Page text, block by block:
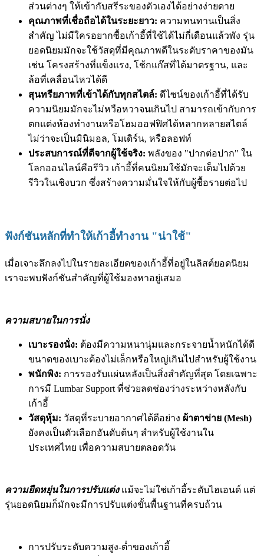
ส่วนต่างๆ ให้เข้ากับสรีระของตัวเองได้อย่างง่ายดาย
คุณภาพที่เชื่อถือได้ในระยะยาว: ความทนทานเป็นสิ่ง
สำคัญ ไม่มีใครอยากซื้อเก้าอี้ที่ใช้ได้ไม่กี่เดือนแล้วพัง รุ่น
ยอดนิยมมักจะใช้วัสดุที่มีคุณภาพดีในระดับราคาของมัน
เช่น โครงสร้างที่แข็งแรง, โช้กแก๊สที่ได้มาตรฐาน, และ
ล้อที่เคลื่อนไหวได้ดี
สุนทรียภาพที่เข้าได้กับทุกสไตล์: ดีไซน์ของเก้าอี้ที่ได้รับ
ความนิยมมักจะไม่หวือหวาจนเกินไป สามารถเข้ากับการ
ตกแต่งห้องทำงานหรือโฮมออฟฟิศได้หลากหลายสไตล์
ไม่ว่าจะเป็นมินิมอล, โมเดิร์น, หรือลอฟท์
ประสบการณ์ที่ดีจากผู้ใช้จริง: พลังของ "ปากต่อปาก" ใน
โลกออนไลน์คือรีวิว เก้าอี้ที่คนนิยมใช้มักจะเต็มไปด้วย
รีวิวในเชิงบวก ซึ่งสร้างความมั่นใจให้กับผู้ซื้อรายต่อไป
ฟังก์ชันหลักที่ทำให้เก้าอี้ทำงาน "น่าใช้"
เมื่อเจาะลึกลงไปในรายละเอียดของเก้าอี้ที่อยู่ในลิสต์ยอดนิยม
เราจะพบฟังก์ชันสำคัญที่ผู้ใช้มองหาอยู่เสมอ
ความสบายในการนั่ง
เบาะรองนั่ง: ต้องมีความหนานุ่มและกระจายน้ำหนักได้ดี
ขนาดของเบาะต้องไม่เล็กหรือใหญ่เกินไปสำหรับผู้ใช้งาน
พนักพิง: การรองรับแผ่นหลังเป็นสิ่งสำคัญที่สุด โดยเฉพาะ
การมี Lumbar Support ที่ช่วยลดช่องว่างระหว่างหลังกับ
เก้าอี้
วัสดุหุ้ม: วัสดุที่ระบายอากาศได้ดีอย่าง ผ้าตาข่าย (Mesh)
ยังคงเป็นตัวเลือกอันดับต้นๆ สำหรับผู้ใช้งานใน
ประเทศไทย เพื่อความสบายตลอดวัน
ความยืดหยุ่นในการปรับแต่งแม้จะไม่ใช่เก้าอี้ระดับไฮเอนด์ แต่
รุ่นยอดนิยมก็มักจะมีการปรับแต่งขั้นพื้นฐานที่ครบถ้วน
การปรับระดับความสูง-ต่ำของเก้าอี้